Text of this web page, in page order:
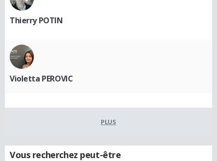
Thierry POTIN
Violetta PEROVIC
PLUS
Vous recherchez peut-être